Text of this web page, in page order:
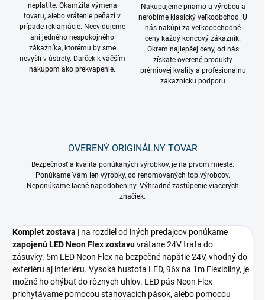
neplatíte. Okamžitá výmena
tovaru, alebo vrátenie peňazí v
prípade reklamácie. Neevidujeme
ani jedného nespokojného
zákazníka, ktorému by sme
nevyšli v ústrety. Darček k väčším
nákupom ako prekvapenie.
Nakupujeme priamo u výrobcu a
nerobíme klasický veľkoobchod. U
nás nakúpi za veľkoobchodné
ceny každý koncový zákazník.
Okrem najlepšej ceny, od nás
získate overené produkty
prémiovej kvality a profesionálnu
zákaznícku podporu
OVERENÝ ORIGINÁLNY TOVAR
Bezpečnosť a kvalita ponúkaných výrobkov, je na prvom mieste.
Ponúkame Vám len výrobky, od renomovaných top výrobcov.
Neponúkame lacné napodobeniny. Výhradné zastúpenie viacerých
značiek.
Komplet zostava | na rozdiel od iných predajcov ponúkame
zapojenú LED Neon Flex zostavuvrátane 24V trafa do
zásuvky. 5m LED Neon Flex na bezpečné napätie 24V, vhodný do
exteriéru aj interiéru. Vysoká hustota LED, 96x na 1m Flexibilný, je
možné ho ohýbať do rôznych uhlov. LED pás Neon Flex
prichytávame pomocou sťahovacích pások, alebo pomocou